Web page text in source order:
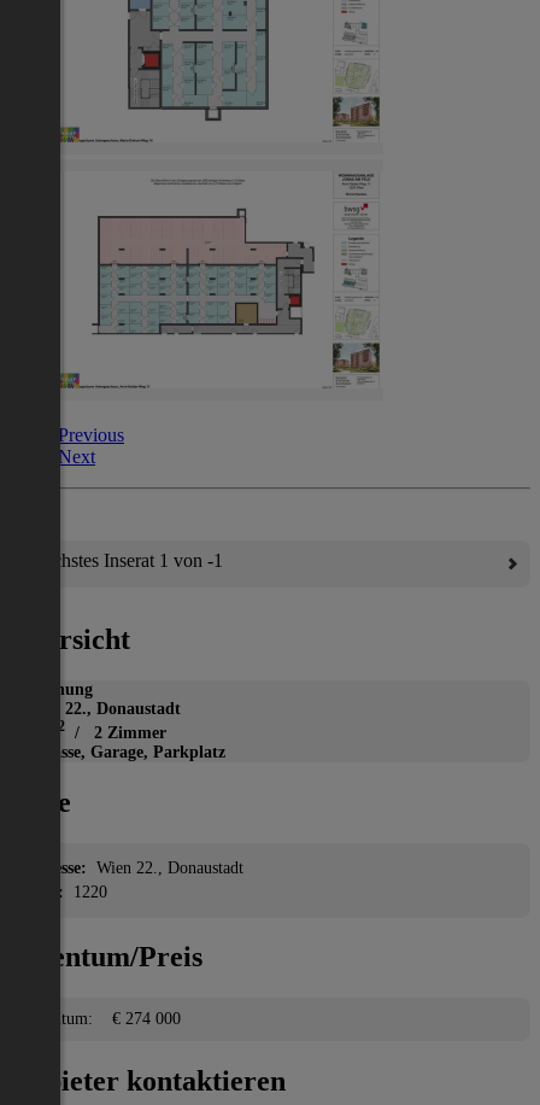
Previous
Next
Nächstes Inserat 1 von -1
Übersicht
Wohnung
Wien 22., Donaustadt
2 / 2 Zimmer
Terrasse, Garage, Parkplatz
Lage
Adresse: Wien 22., Donaustadt
PLZ:
1220
Eigentum/Preis
Eigentum: € 274 000
Anbieter kontaktieren